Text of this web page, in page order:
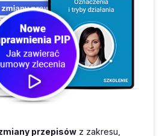
przepisów z zakresu,